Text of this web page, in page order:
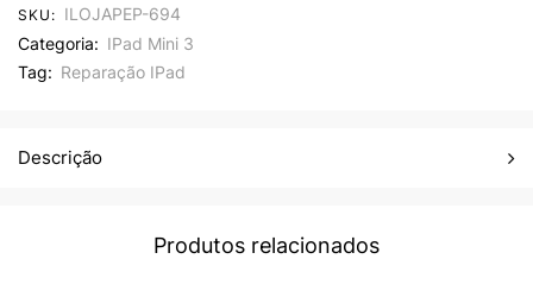
SKU: ILOJAPEP-694
Categoria: IPad Mini 3
Tag: Reparação IPad
Descrição
Produtos relacionados